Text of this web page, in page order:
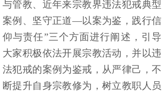
与管教、近年来宗教界违法犯戒典型
案例、坚守正道—以案为鉴，践行信
仰与责任”三个方面进行阐述，引导
大家积极依法开展宗教活动，并以违
法犯戒的案例为鉴戒，从严律己， 不
断提升自身宗教修为，树立教职人员